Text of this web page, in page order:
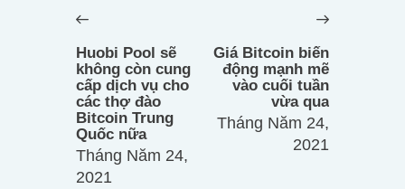
hướng
bài
viết
post:
Huobi Pool sẽ
không còn cung
cấp dịch vụ cho
các thợ đào
Bitcoin Trung
Quốc nữa
Tháng Năm 24,
2021
Giá Bitcoin biến
động mạnh mẽ
vào cuối tuần
vừa qua
Tháng Năm 24,
2021